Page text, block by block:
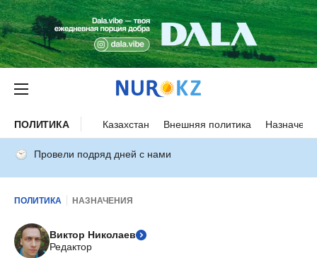
ПОЛИТИКА Казахстан Внешняя политика
Провели подряд дней с нами
ПОЛИТИКА НАЗНАЧЕНИЯ
Виктор Николаев
Редактор